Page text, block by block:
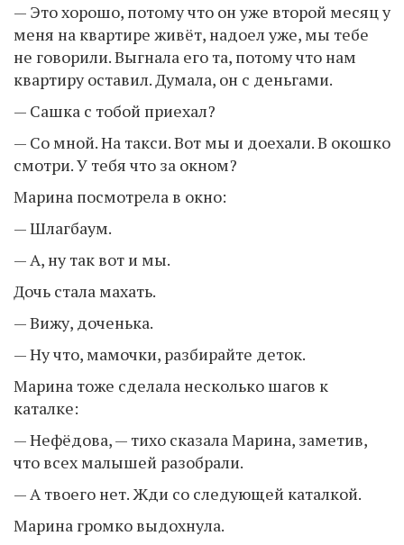
— Это хорошо, потому что он уже второй месяц у
меня на квартире живёт, надоел уже, мы тебе
не говорили. Выгнала его та, потому что нам
квартиру оставил. Думала, он с деньгами.
— Сашка с тобой приехал?
— Со мной. На такси. Вот мы и доехали. В окошко
смотри. У тебя что за окном?
Марина посмотрела в окно:
— Шлагбаум.
— А, ну так вот и мы.
Дочь стала махать.
— Вижу, доченька.
— Ну что, мамочки, разбирайте деток.
Марина тоже сделала несколько шагов к
каталке:
— Нефёдова, — тихо сказала Марина, заметив,
что всех малышей разобрали.
— А твоего нет. Жди со следующей каталкой.
Марина громко выдохнула.